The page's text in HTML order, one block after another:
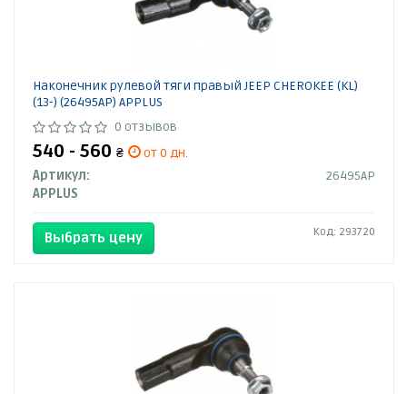
Наконечник рулевой тяги правый JEEP CHEROKEE (KL)
(13-) (26495AP) APPLUS
0 отзывов
540 - 560 ₴
от 0 дн.
Артикул:
26495AP
APPLUS
Выбрать цену Код: 293720